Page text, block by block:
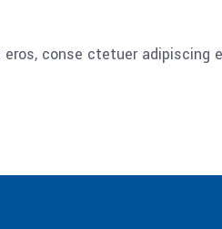
conse ctetuer adipiscing